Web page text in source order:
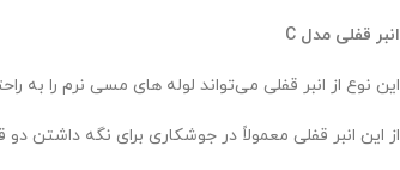
انبر قفلی مدل C
این نوع از انبر قفلی می‌تواند لوله های مسی نرم را به
از این انبر قفلی معمولاً در جوشکاری برای نگه داشتن